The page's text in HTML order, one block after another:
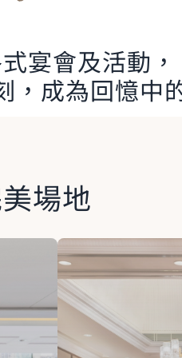
宴會及活動，
，成為回憶中
場地